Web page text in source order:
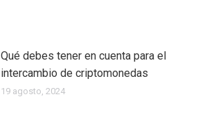
Qué debes tener en cuenta para el
intercambio de criptomonedas
19 agosto, 2024